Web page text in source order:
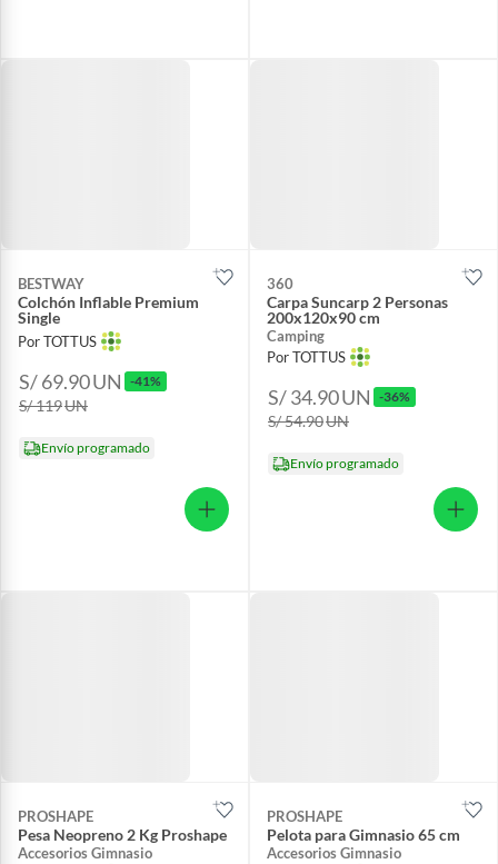
BESTWAY
Colchón Inflable Premium
Single
Por TOTTUS
S/ 69.90UN -41%
S/ 119UN
Envío programado
360
Carpa Suncarp 2 Personas
200x120x90 cm
Camping
Por TOTTUS
S/ 34.90UN -36%
S/ 54.90UN
Envío programado
PROSHAPE
Pesa Neopreno 2 Kg Proshape
Accesorios Gimnasio
PROSHAPE
Pelota para Gimnasio 65 cm
Accesorios Gimnasio